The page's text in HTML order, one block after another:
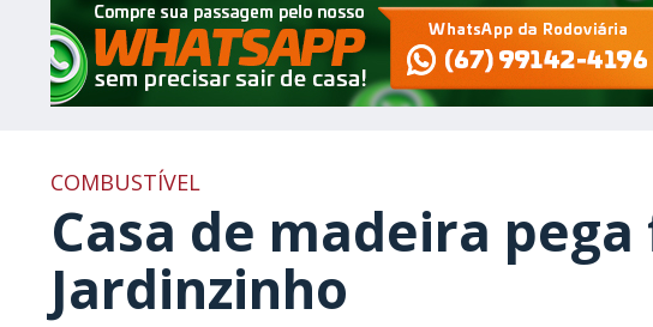
COMBUSTÍVEL
Casa de madeira
Jardinzinho